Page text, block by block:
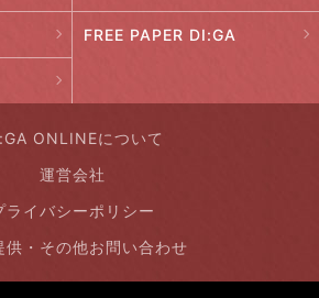
FREE PAPER DI:GA
ONLINEについて
運営会社
ライバシーポリシー
供・その他お問い合わせ